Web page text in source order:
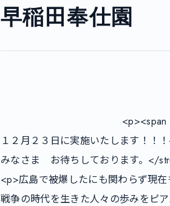
早稲田奉仕園
１２月２３日に実施いたします！！
みなさま　お待ちしております。</
<p>広島で被爆したにも関わらず現
戦争の時代を生きた人々の歩みをピ